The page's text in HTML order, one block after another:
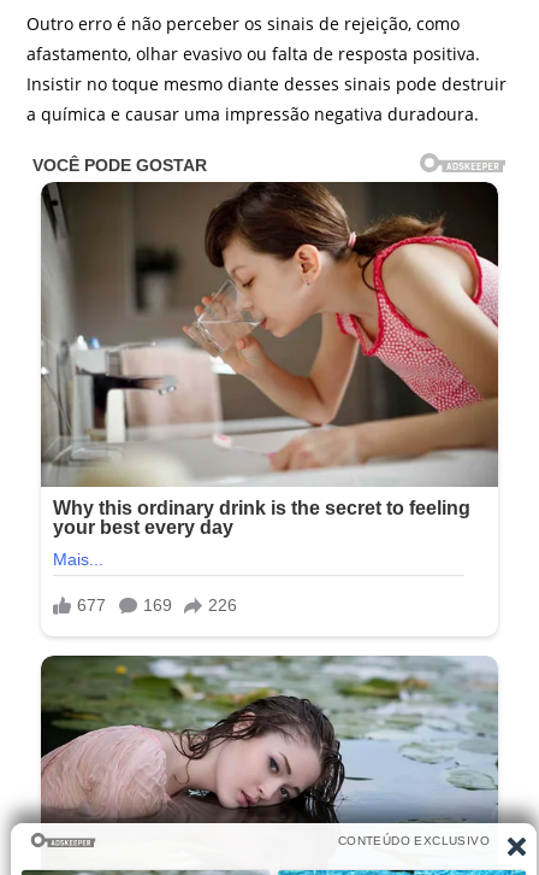
Outro erro é não perceber os sinais de rejeição, como
afastamento, olhar evasivo ou falta de resposta positiva.
Insistir no toque mesmo diante desses sinais pode destruir
a química e causar uma impressão negativa duradoura.